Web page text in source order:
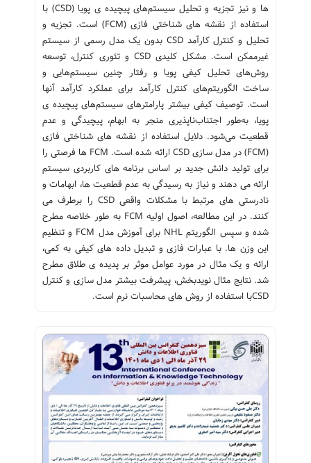
ها و نیز تجزیه و تحلیل سیستم‌های پیچیده ی پویا (CSD) با
استفاده از نقشه های شناختی فازی (FCM) است. تجزیه و
تحلیل و کنترل کارآمد CSD بدون یک مدل رسمی از سیستم
غیرممکن است. مشکل کلیدی CSD و تئوری کنترل، توسعه
روش‌های تحلیل کیفی پویا و رفتار چنین سیستم‌هایی و
ساخت الگوریتم‌های کنترل کارآمد برای عملکرد کارآمد آنها
است. توصیف کیفی بیشتر پارامترهای سیستم‌های پیچیده ی
پویا، به‌طور اجتناب‌ناپذیری منجر به ابهام، پیچیدگی و عدم
قطعیت می‌شود. دلایل استفاده از نقشه های شناختی فازی
(FCM) در مدل سازی CSD ارائه شده است. FCM ها فرصتی را
برای تولید دانش جدید بر اساس برنامه های کاربردی سیستم
ارائه می دهند و نیاز به رسیدگی به عدم قطعیت ها، ابهامات و
نادرستی های مرتبط با مشکلات واقعی CSD را برطرف می
کنند. در این مطالعه، اصول اولیه FCM به طور خلاصه مطرح
شده و سپس الگوریتم NHL برای آموزش مدل FCM و تنظیم
این وزن ها. با عبارات فازی و تبدیل داده های کیفی به کمی،
ارائه و یک مثال در مورد عوامل موثر بر پدیده ی طلاق مطرح
شد. نتایج مثال نویدبخش، پیشرفت بیشتر مدل سازی و کنترل
CSDبا استفاده از روش های محاسبات نرم است.